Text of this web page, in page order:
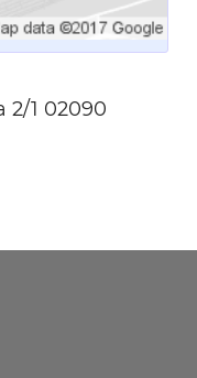
2/1 02090